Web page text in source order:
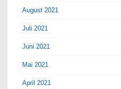
August 2021
Juli 2021
Juni 2021
Mai 2021
April 2021